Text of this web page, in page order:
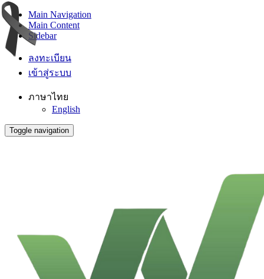
Main Navigation
Main Content
Sidebar
ลงทะเบียน
เข้าสู่ระบบ
ภาษาไทย
English
Toggle navigation